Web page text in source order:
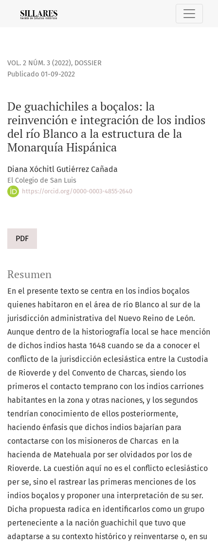
De guachichiles a boçalos: la reinvención e integración
VOL. 2 NÚM. 3 (2022), DOSSIER
De guachichiles a boçalos: la
reinvención e integración de los indios
del río Blanco a la estructura de la
Monarquía Hispánica
Publicado 01-09-2022
Diana Xóchitl Gutiérrez Cañada
El Colegio de San Luis
https://orcid.org/0000-0003-4855-2640
PDF
Resumen
En el presente texto se centra en los indios boçalos
quienes habitaron en el área de río Blanco al sur de la
jurisdicción administrativa del Nuevo Reino de León.
Aunque dentro de la historiografía local se hace mención
de dichos indios hasta 1648 cuando se da a conocer el
conflicto de la jurisdicción eclesiástica entre la Custodia
de Rioverde y del Convento de Charcas, siendo los
primeros el contacto temprano con los indios carriones
habitantes en la zona y otras naciones, y los segundos
tendrían conocimiento de ellos posteriormente,
haciendo énfasis que dichos indios bajarían para
contactarse con los misioneros de Charcas en la
hacienda de Matehuala por ser olvidados por los de
Rioverde. La cuestión aquí no es el conflicto eclesiástico
per se, sino el rastrear las primeras menciones de los
indios boçalos y proponer una interpretación de su ser.
Dicha propuesta radica en identificarlos como un grupo
perteneciente a la nación guachichil que tuvo que
adaptarse a su contexto histórico y reinventarse o, en su